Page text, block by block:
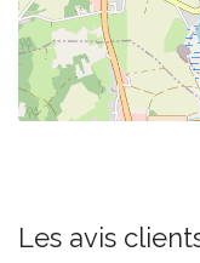
Les avis